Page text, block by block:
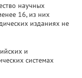
научных
16, из них
изданиях не
и
системах